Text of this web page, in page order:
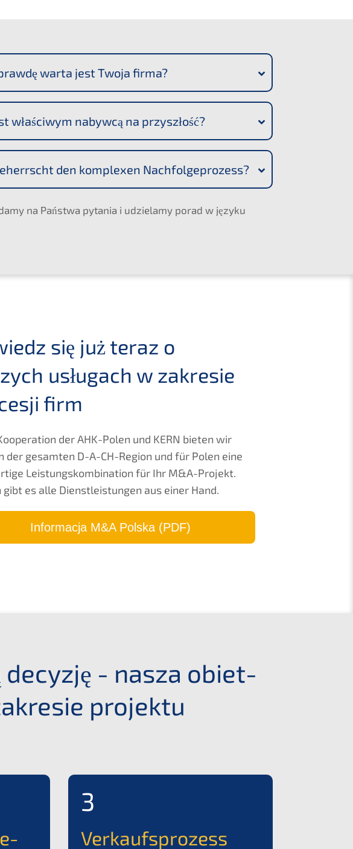
warta jest Twoja firma?
właści­wym nabyw­cą na przyszłość?
den komple­xen Nachfolgeprozess?
na Państ­wa pytania i udzie­la­my porad w języku
się już teraz o
usługach w zakre­sie
firm
der AHK-Polen und KERN bieten wir
der gesam­ten D-A-CH-Region und für Polen eine
Leistungs­kom­bi­na­ti­on für Ihr M&A-Projekt.
gibt es alle Dienst­leis­tun­gen aus einer Hand.
Infor­mac­ja M&A Polska (PDF)
decyz­ję - nasza obiet­
projektu
3
Verkaufs­pro­zess